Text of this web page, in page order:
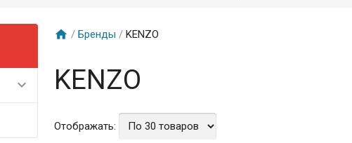
/ Бренды /KENZO
KENZO
Отображать: